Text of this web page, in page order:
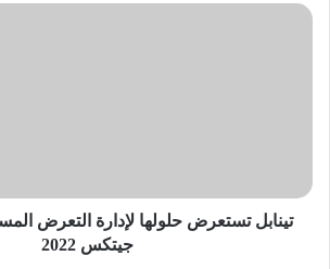
تينابل
جيتكس
2022تينابل تستعرض حلولها لإدارة التعرض
جيتكس 2022